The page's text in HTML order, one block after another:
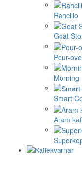
Rancilio
Goat
Pour-
Morning
Smart
Aram